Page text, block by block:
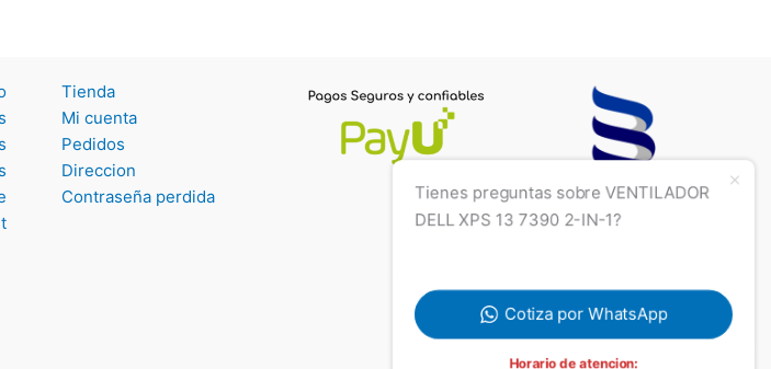
Tienda
Mi cuenta
Pedidos
Direccion
Contraseña perdida
Tienes preguntas sobre VENTILADOR
DELL XPS 13 7390 2-IN-1?
Cotiza por WhatsApp
Horario de atencion: